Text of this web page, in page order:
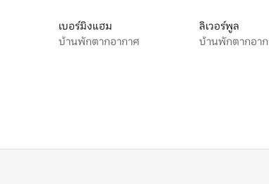
เบอร์มิงแฮม
บ้านพักตากอากาศ
ลิเวอร์พูล
บ้านพักตากอา